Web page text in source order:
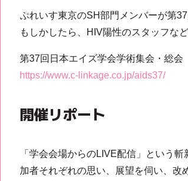
ぷれいす東京のSH部門メンバーが第
もしかしたら、HIV陽性のスタッフな
第37回日本エイズ学会学術集会・総会
https://www.c-linkage.co.jp/aids37/
開催リポート
「学会会場からのLIVE配信」という
加者それぞれの思い、展望を伺い、改